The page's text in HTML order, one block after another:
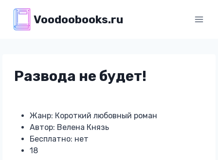
содержимому
Voodoobooks.ru
Развода не будет!
Жанр: Короткий любовный роман
Автор: Велена Князь
Бесплатно: нет
18